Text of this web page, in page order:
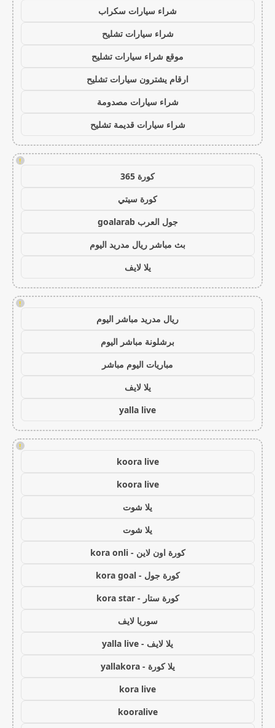
شراء سيارات سكراب
شراء سيارات تشليح
موقع شراء سيارات تشليح
ارقام يشترون سيارات تشليح
شراء سيارات مصدومة
شراء سيارات قديمة تشليح
!
كورة 365
كورة سيتي
جول العرب goalarab
بث مباشر ريال مدريد اليوم
يلا لايف
!
ريال مدريد مباشر اليوم
برشلونة مباشر اليوم
مباريات اليوم مباشر
يلا لايف
yalla live
!
koora live
koora live
يلا شوت
يلا شوت
كورة اون لاين - kora onli
كورة جول - kora goal
كورة ستار - kora star
سوريا لايف
يلا لايف - yalla live
يلا كورة - yallakora
kora live
kooralive